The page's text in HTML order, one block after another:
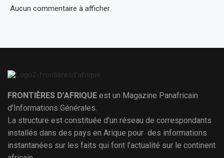
Aucun commentaire à afficher.
FRONTIÈRES D’AFRIQUE est un Magazine Panafricain
d’Informations Générales.
La structure est constituée d’un réseau de correspondants
installés dans des pays en Arique pour des informations
instantanées sur les faits qui font l’actualité sur le continent